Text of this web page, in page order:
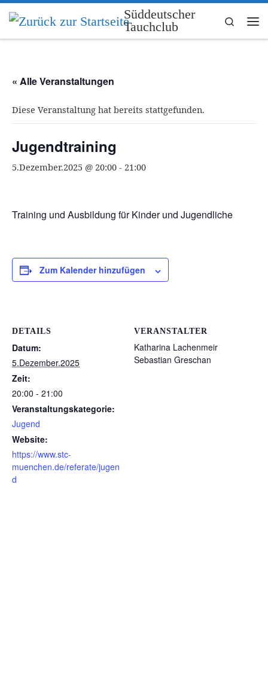
Zum Inhalt springen
Süddeutscher
Tauchclub
Search
« Alle Veranstaltungen
Diese Veranstaltung hat bereits stattgefunden.
Jugendtraining
5.Dezember.2025 @ 20:00 - 21:00
Training und Ausbildung für Kinder und Jugendliche
Zum Kalender hinzufügen
DETAILS
Datum:
5.Dezember.2025
Zeit:
20:00 - 21:00
Veranstaltungskategorie:
Jugend
Website:
https://www.stc-
muenchen.de/referate/jugen
d
VERANSTALTER
Katharina Lachenmeir
Sebastian Greschan